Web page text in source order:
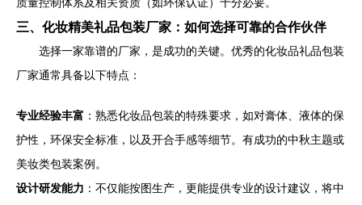
三、化妆精美礼品包装厂家：如何选择可靠的合作伙伴
选择一家靠谱的厂家，是成功的关键。优秀的化妆品礼品包装
厂家通常具备以下特点：
专业经验丰富 ：熟悉化妆品包装的特殊要求，如对膏体、液体的保
护性，环保安全标准，以及开合手感等细节。有成功的中秋主题或
美妆类包装案例。
设计研发能力 ：不仅能按图生产，更能提供专业的设计建议，将中